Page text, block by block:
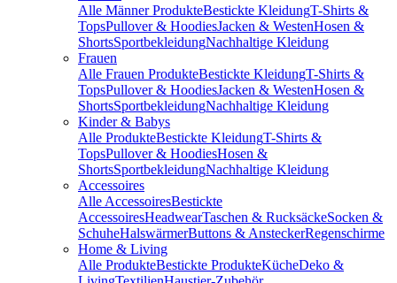
Alle Männer ProdukteBestickte KleidungT-Shirts &
TopsPullover & HoodiesJacken & WestenHosen &
ShortsSportbekleidungNachhaltige Kleidung
Frauen
Alle Frauen ProdukteBestickte KleidungT-Shirts &
TopsPullover & HoodiesJacken & WestenHosen &
ShortsSportbekleidungNachhaltige Kleidung
Kinder & Babys
Alle ProdukteBestickte KleidungT-Shirts &
TopsPullover & HoodiesHosen &
ShortsSportbekleidungNachhaltige Kleidung
Accessoires
Alle AccessoiresBestickte
AccessoiresHeadwearTaschen & RucksäckeSocken &
SchuheHalswärmerButtons & AnsteckerRegenschirme
Home & Living
Alle ProdukteBestickte ProdukteKücheDeko &